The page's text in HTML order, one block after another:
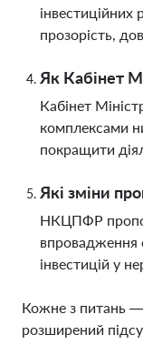
прозорість,
Як Кабінет
Кабінет
комплексами
покращити
Які зміни
НКЦПФР
впровадження
інвестицій у
Кожне з питань —
розширений